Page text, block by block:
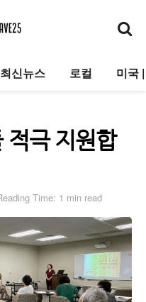
최신뉴스 로컬 미국
적극 지원합
Time: 1 min read